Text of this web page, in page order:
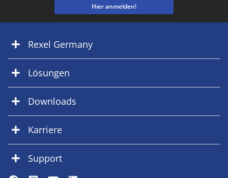
Hier anmelden!
Rexel Germany
Lösungen
Downloads
Karriere
Support